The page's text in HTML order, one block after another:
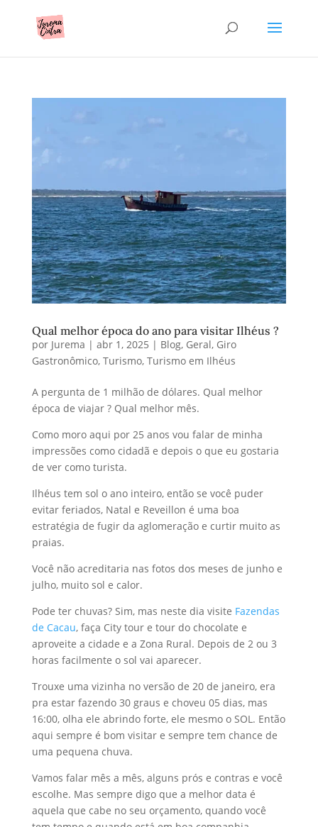
Qual melhor época do ano para visitar Ilhéus ?
por Jurema | abr 1, 2025 | Blog, Geral, Giro
Gastronômico, Turismo, Turismo em Ilhéus
A pergunta de 1 milhão de dólares. Qual melhor
época de viajar ? Qual melhor mês.
Como moro aqui por 25 anos vou falar de minha
impressões como cidadã e depois o que eu gostaria
de ver como turista.
Ilhéus tem sol o ano inteiro, então se você puder
evitar feriados, Natal e Reveillon é uma boa
estratégia de fugir da aglomeração e curtir muito as
praias.
Você não acreditaria nas fotos dos meses de junho e
julho, muito sol e calor.
Pode ter chuvas? Sim, mas neste dia visite Fazendas
de Cacau, faça City tour e tour do chocolate e
aproveite a cidade e a Zona Rural. Depois de 2 ou 3
horas facilmente o sol vai aparecer.
Trouxe uma vizinha no versão de 20 de janeiro, era
pra estar fazendo 30 graus e choveu 05 dias, mas
16:00, olha ele abrindo forte, ele mesmo o SOL. Então
aqui sempre é bom visitar e sempre tem chance de
uma pequena chuva.
Vamos falar mês a mês, alguns prós e contras e você
escolhe. Mas sempre digo que a melhor data é
aquela que cabe no seu orçamento, quando você